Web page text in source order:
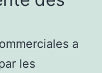
a
les